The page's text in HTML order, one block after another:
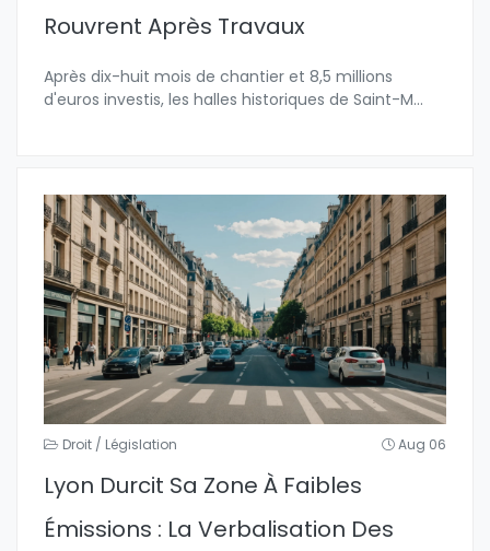
Rouvrent Après Travaux
Après dix-huit mois de chantier et 8,5 millions
d'euros investis, les halles historiques de Saint-M...
Droit / Législation Aug 06
Lyon Durcit Sa Zone À Faibles
Émissions : La Verbalisation Des